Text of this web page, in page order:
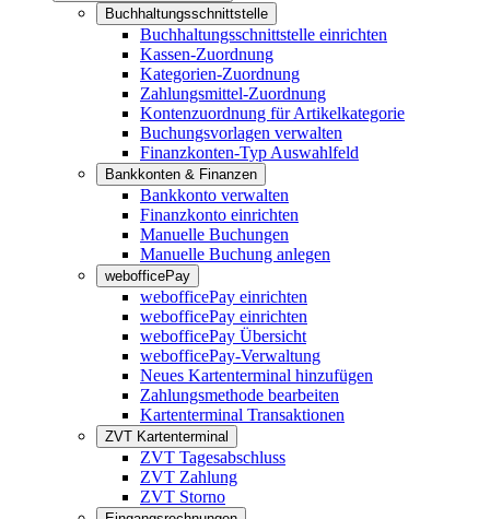
Buchhaltungsschnittstelle
Buchhaltungsschnittstelle einrichten
Kassen-Zuordnung
Kategorien-Zuordnung
Zahlungsmittel-Zuordnung
Kontenzuordnung für Artikelkategorie
Buchungsvorlagen verwalten
Finanzkonten-Typ Auswahlfeld
Bankkonten & Finanzen
Bankkonto verwalten
Finanzkonto einrichten
Manuelle Buchungen
Manuelle Buchung anlegen
webofficePay
webofficePay einrichten
webofficePay einrichten
webofficePay Übersicht
webofficePay-Verwaltung
Neues Kartenterminal hinzufügen
Zahlungsmethode bearbeiten
Kartenterminal Transaktionen
ZVT Kartenterminal
ZVT Tagesabschluss
ZVT Zahlung
ZVT Storno